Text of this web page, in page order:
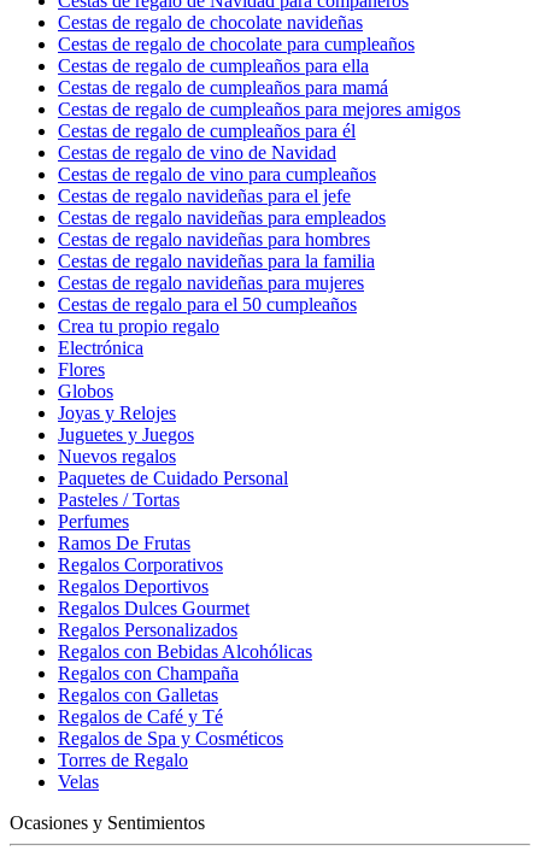
Cestas de regalo de chocolate navideñas
Cestas de regalo de chocolate para cumpleaños
Cestas de regalo de cumpleaños para ella
Cestas de regalo de cumpleaños para mamá
Cestas de regalo de cumpleaños para mejores amigos
Cestas de regalo de cumpleaños para él
Cestas de regalo de vino de Navidad
Cestas de regalo de vino para cumpleaños
Cestas de regalo navideñas para el jefe
Cestas de regalo navideñas para empleados
Cestas de regalo navideñas para hombres
Cestas de regalo navideñas para la familia
Cestas de regalo navideñas para mujeres
Cestas de regalo para el 50 cumpleaños
Crea tu propio regalo
Electrónica
Flores
Globos
Joyas y Relojes
Juguetes y Juegos
Nuevos regalos
Paquetes de Cuidado Personal
Pasteles / Tortas
Perfumes
Ramos De Frutas
Regalos Corporativos
Regalos Deportivos
Regalos Dulces Gourmet
Regalos Personalizados
Regalos con Bebidas Alcohólicas
Regalos con Champaña
Regalos con Galletas
Regalos de Café y Té
Regalos de Spa y Cosméticos
Torres de Regalo
Velas
Ocasiones y Sentimientos